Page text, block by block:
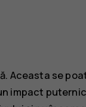
Aceasta se
impact